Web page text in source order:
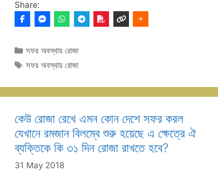
Share:
Categories
সফর অবস্থায় রোজা
Tags
সফর অবস্থায় রোজা
কেউ রোজা রেখে এমন কোন দেশে সফর করল
যেখানে রমজান বিলম্বে শুরু হয়েছে এ ক্ষেত্রে ঐ
ব্যক্তিকে কি ৩১ দিন রোজা রাখতে হবে?
31 May 2018